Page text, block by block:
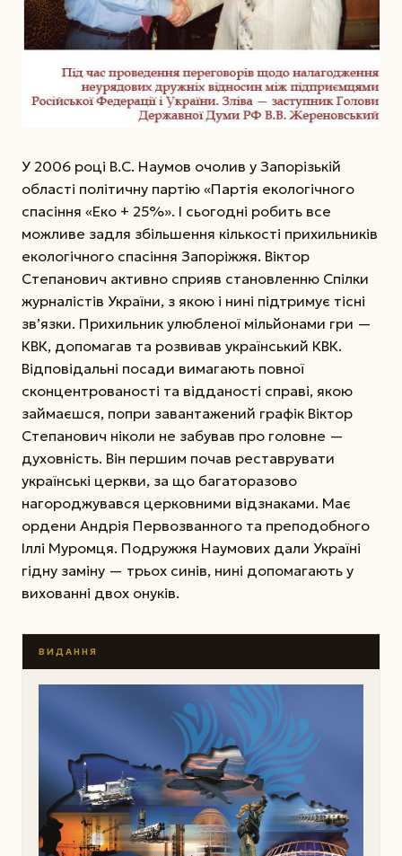
У 2006 році В.С. Наумов очолив у Запорізькій
області політичну партію «Партія екологічного
спасіння «Еко + 25%». І сьогодні робить все
можливе задля збільшення кількості прихильників
екологічного спасіння Запоріжжя. Віктор
Степанович активно сприяв становленню Спілки
журналістів України, з якою і нині підтримує тісні
зв’язки. Прихильник улюбленої мільйонами гри —
КВК, допомагав та розвивав український КВК.
Відповідальні посади вимагають повної
сконцентрованості та відданості справі, якою
займаєшся, попри завантажений графік Віктор
Степанович ніколи не забував про головне —
духовність. Він першим почав реставрувати
українські церкви, за що багаторазово
нагороджувався церковними відзнаками. Має
ордени Андрія Первозванного та преподобного
Іллі Муромця. Подружжя Наумових дали Україні
гідну заміну — трьох синів, нині допомагають у
вихованні двох онуків.
ВИДАННЯ